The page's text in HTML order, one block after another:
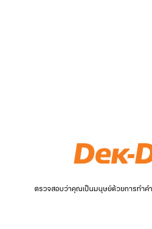
ตรวจสอบว่าคุณเป็นมนุษย์ด้วยการทำคำ